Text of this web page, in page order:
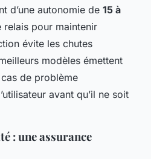
d’une autonomie de 15 à
relais pour maintenir
évite les chutes
modèles émettent
de problème
avant qu’il ne soit
: une assurance